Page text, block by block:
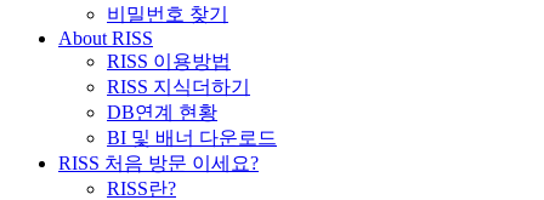
비밀번호 찾기
About RISS
RISS 이용방법
RISS 지식더하기
DB연계 현황
BI 및 배너 다운로드
RISS 처음 방문 이세요?
RISS란?